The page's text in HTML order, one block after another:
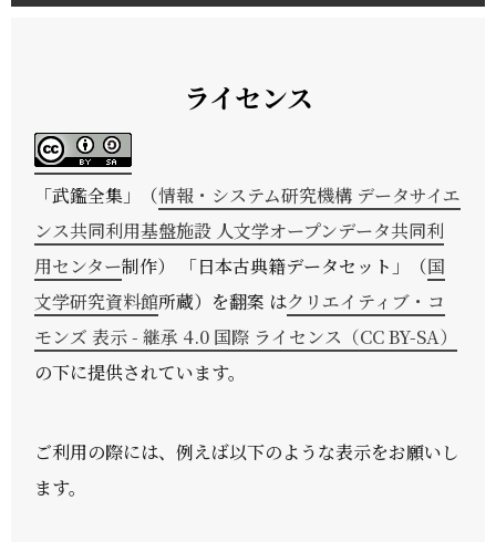
ライセンス
「武鑑全集 」（情報・システム研究機構 データサイエ
ンス共同利用基盤施設 人文学オープンデータ共同利
用センター制作） 「日本古典籍データセット」（国
文学研究資料館所蔵）を翻案 はクリエイティブ・コ
モンズ 表示 - 継承 4.0 国際 ライセンス（CC BY-SA）
の下に提供されています。
ご利用の際には、例えば以下のような表示をお願いし
ます。